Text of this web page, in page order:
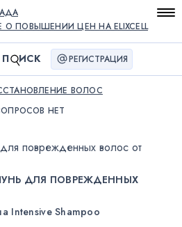
ПОВЫШЕНИИ ЦЕН НА ELIXCELL
П ИСК РЕГИСТРАЦИЯ
ВОЛОС
НЕТ
ДЛЯ ПОВРЕЖДЕННЫХ
Intensive Shampoo